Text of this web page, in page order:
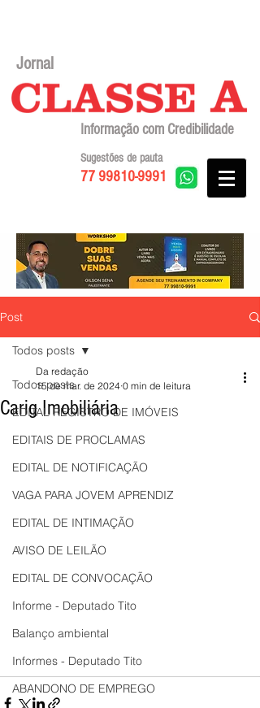
Jornal
Informação com Credibilidade
77 99810-9991
Sugestões de pauta
Post
Todos posts
EDITAL REGISTRO DE IMÓVEIS
EDITAIS DE PROCLAMAS
EDITAL DE NOTIFICAÇÃO
VAGA PARA JOVEM APRENDIZ
EDITAL DE INTIMAÇÃO
AVISO DE LEILÃO
EDITAL DE CONVOCAÇÃO
Informe - Deputado Tito
Balanço ambiental
Informes - Deputado Tito
ABANDONO DE EMPREGO
Todos posts
Carig Imobiliária
Da redação
15 de mar. de 2024 0 min de leitura